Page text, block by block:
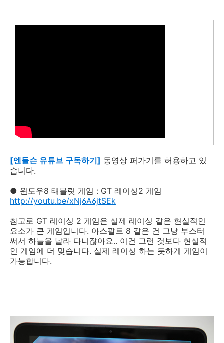
[엔돌슨 유튜브 구독하기] 동영상 퍼가기를 허용하고 있
습니다.
● 윈도우8 태블릿 게임 : GT 레이싱2 게임
http://youtu.be/xNj6A6jtSEk
참고로 GT 레이싱 2 게임은 실제 레이싱 같은 현실적인
요소가 큰 게임입니다. 아스팔트 8 같은 건 그냥 부스터
써서 하늘을 날라 다니잖아요.. 이건 그런 것보다 현실적
인 게임에 더 맞습니다. 실제 레이싱 하는 듯하게 게임이
가능합니다.